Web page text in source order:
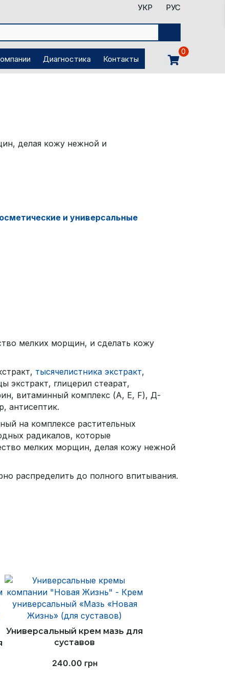
УКР РУС
Диагностика Контакты
0
делая кожу нежной и
и универсальные
мелких морщин, и сделать кожу
тысячелистника экстракт,
экстракт, глицерил стеарат,
витаминный комплекс (А, Е, F), Д-
антисептик.
на комплексе растительных
радикалов, которые
мелких морщин, делая кожу нежной
распределить до полного впитывания.
Универсальный крем мазь для
суставов
240.00 грн